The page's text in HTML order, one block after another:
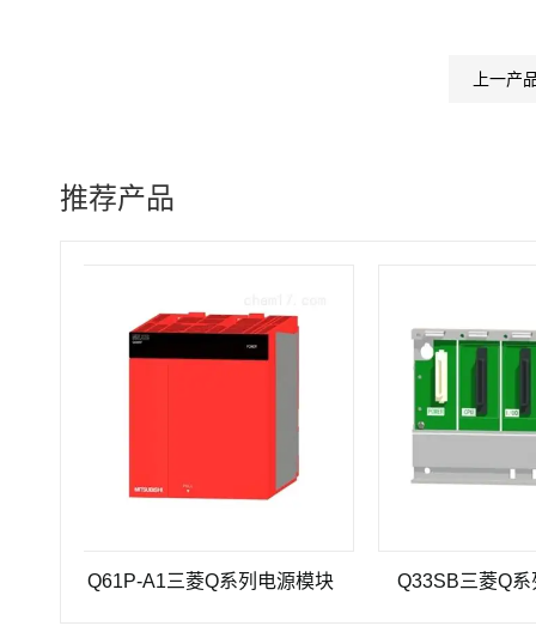
上一产
推荐产品
Q61P-A1三菱Q系列电源模块 Q33SB三菱Q系列PLC